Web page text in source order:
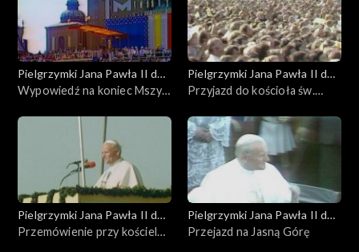
Pielgrzymki Jana Pawła II do
Polski
Wypowiedź na koniec Mszy
Pielgrzymki Jana Pawła II do
Polski
Przyjazd do kościoła św.
Pielgrzymki Jana Pawła II do
Polski
Przemówienie przy kościele
Pielgrzymki Jana Pawła II do
Polski
Przejazd na Jasną Górę